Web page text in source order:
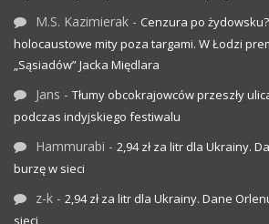
M.S. Kazimierak - Cenzura po
holocaustowe mity poza targami. W Łodzi
„Sąsiadów” Jacka Międlara
Jans - Tłumy obcokrajowców przeszły
podczas indyjskiego festiwalu
Hammurabi - 2,94 zł za litr dla Ukrainy.
burzę w sieci
z-k - 2,94 zł za litr dla Ukrainy. Dane
sieci